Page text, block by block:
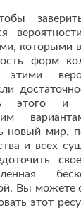
которыми
форм
этого и
новый мир,
и всех
Вы можете
этот